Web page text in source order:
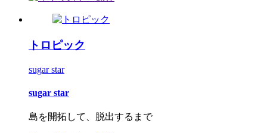
トロピック
sugar star
sugar star
島を開拓して、脱出するまで